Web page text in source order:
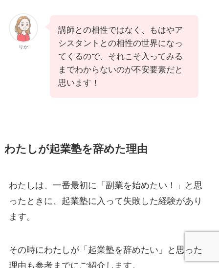
りか
講師との相性ではなく、もはやア
シスタントとの相性の世界になっ
てくるので、それこそ入ってみる
までわからないのが不安要素だと
思います！
わたしが起業塾を辞めた理由
わたしは、一番最初に「副業を始めたい！」と思
ったときに、起業塾に入って失敗した経験があり
ます。
その時にわたしが「起業塾を辞めたい」と思った
理由も参考までにご紹介します。